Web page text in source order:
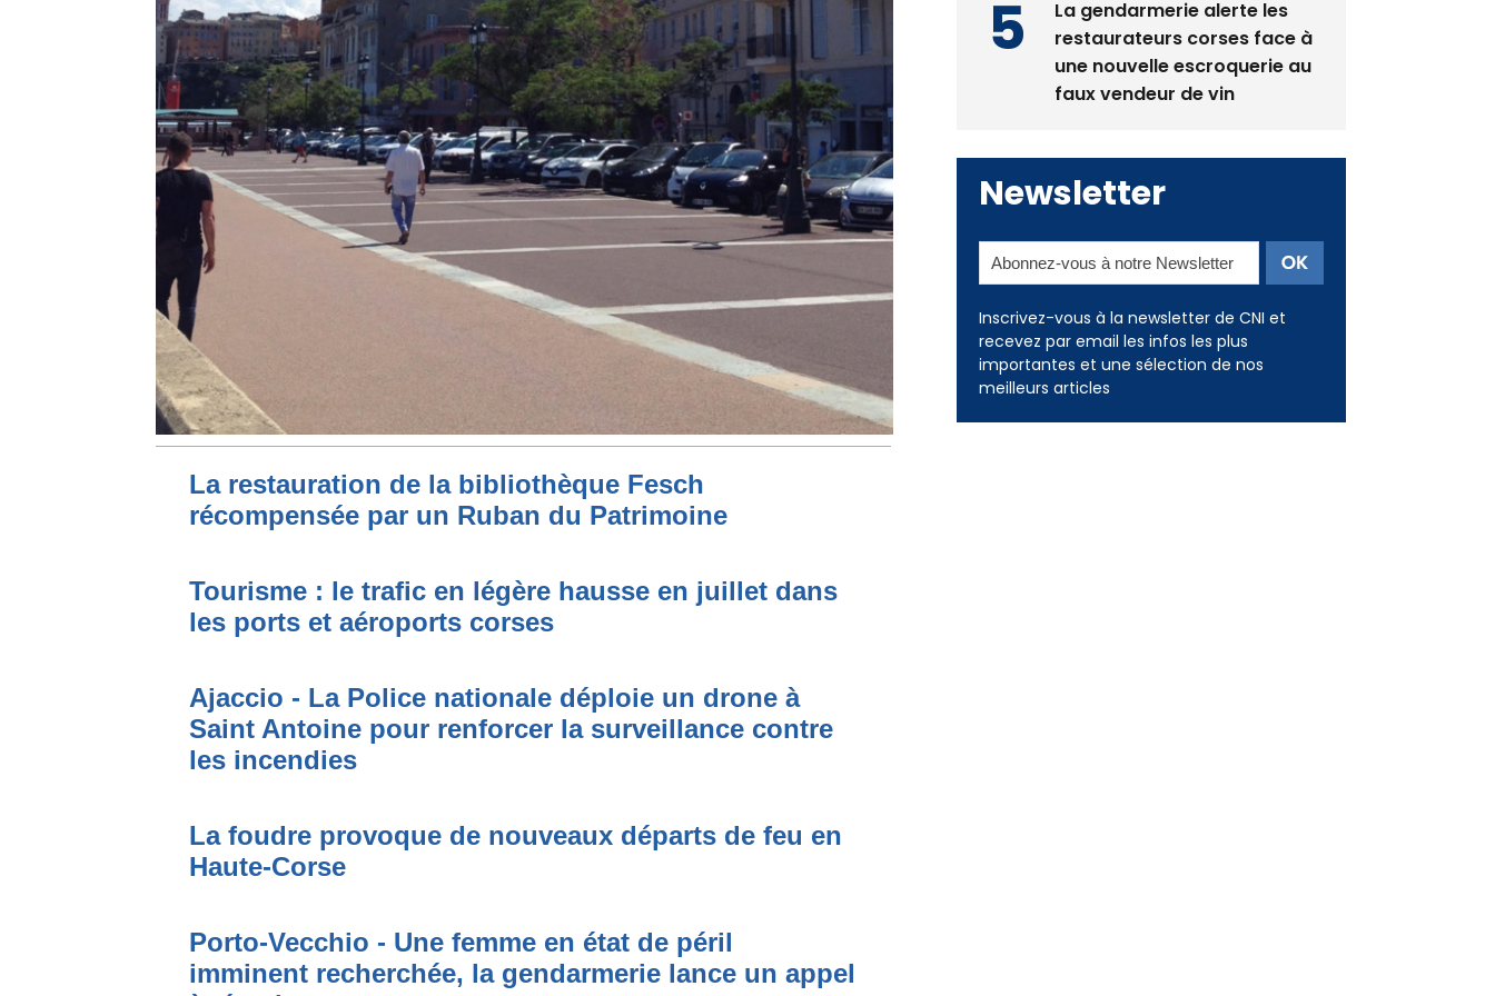
La restauration de la bibliothèque Fesch
récompensée par un Ruban du Patrimoine
Tourisme : le trafic en légère hausse en juillet dans
les ports et aéroports corses
Ajaccio - La Police nationale déploie un drone à
Saint Antoine pour renforcer la surveillance contre
les incendies
La foudre provoque de nouveaux départs de feu en
Haute-Corse
Porto-Vecchio - Une femme en état de péril
imminent recherchée, la gendarmerie lance un appel
les restaurants
La gendarmerie alerte les
restaurateurs corses face à
Newsletter
Inscrivez-vous à la newsletter de CNI et
recevez par email les infos les plus